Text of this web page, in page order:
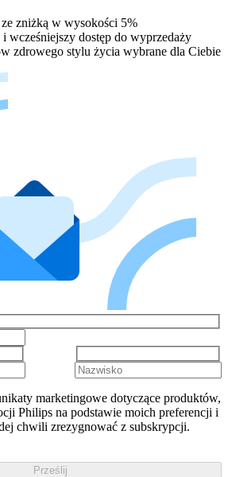
zniżką w wysokości 5%
wcześniejszy dostęp do wyprzedaży
zdrowego stylu życia wybrane dla Ciebie
marketingowe dotyczące produktów,
Philips na podstawie moich preferencji i
chwili zrezygnować z subskrypcji.
Prześlij